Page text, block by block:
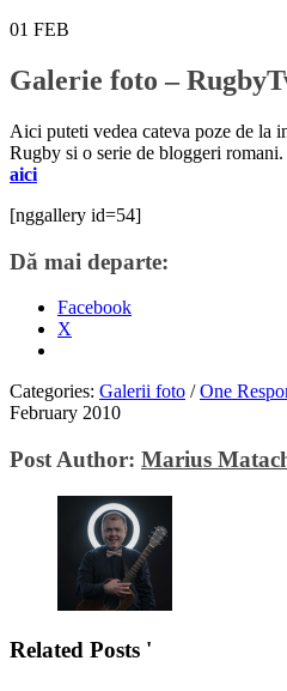
01 FEB
Galerie foto –
Aici puteti vedea cateva poze de la
Rugby si o serie de bloggeri
aici
[nggallery id=54]
Dă mai departe:
Facebook
X
Categories: Galerii foto / One
February 2010
Post Author: Marius
Related Posts '